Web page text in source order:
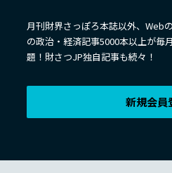
月刊財界さっぽろ本誌以外、Web
の政治・経済記事5000本以上が毎
題！財さつJP独自記事も続々！
新規会員